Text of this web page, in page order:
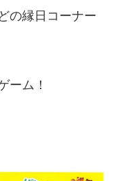
の縁日コーナー
ーム！